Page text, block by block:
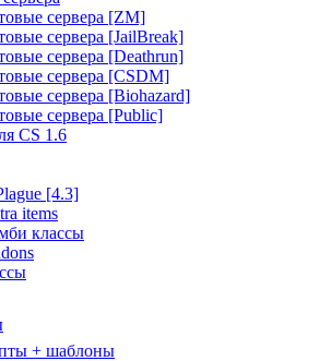
сервера [ZM]
сервера [JailBreak]
сервера [Deathrun]
сервера [CSDM]
сервера [Biohazard]
сервера [Public]
CS 1.6
[4.3]
items
классы
+ шаблоны